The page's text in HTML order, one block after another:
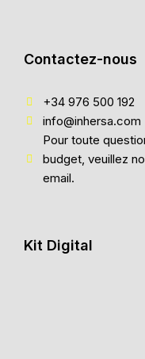
Contactez-nous
+34 976 500 192
info@inhersa.com
Pour toute
budget, veuillez
email.
Kit Digital